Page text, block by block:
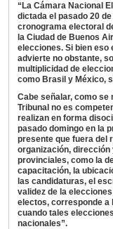
“La Cámara Nacional
dictada el pasado 20
cronograma electoral
la Ciudad de Buenos
elecciones. Si bien eso
advierte no obstante,
multiplicidad de
como Brasil y México,
Cabe señalar, como
Tribunal no es
realizan en forma
pasado domingo en la
presente que fuera del
organización,
provinciales, como la
capacitación, la
las candidaturas, el
validez de la
electos, corresponde
cuando tales
nacionales”.